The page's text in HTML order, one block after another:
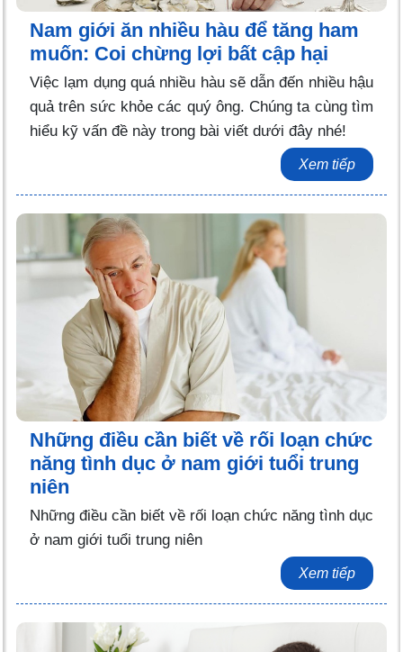
Nam giới ăn nhiều hàu để tăng ham
muốn: Coi chừng lợi bất cập hại
Việc lạm dụng quá nhiều hàu sẽ dẫn đến nhiều hậu
quả trên sức khỏe các quý ông. Chúng ta cùng tìm
hiểu kỹ vấn đề này trong bài viết dưới đây nhé!
Xem tiếp
Những điều cần biết về rối loạn chức
năng tình dục ở nam giới tuổi trung
niên
Những điều cần biết về rối loạn chức năng tình dục
ở nam giới tuổi trung niên
Xem tiếp